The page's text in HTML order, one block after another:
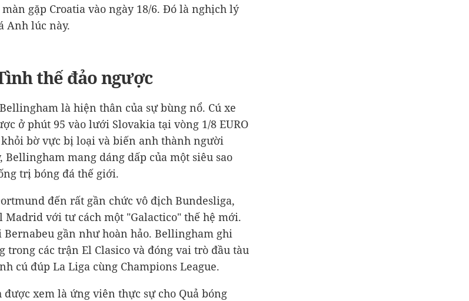
gặp Croatia vào ngày 18/6. Đó là nghịch lý
Anh lúc này.
thế đảo ngược
là hiện thân của sự bùng nổ. Cú xe
ở phút 95 vào lưới Slovakia tại vòng 1/8 EURO
bờ vực bị loại và biến anh thành người
Bellingham mang dáng dấp của một siêu sao
trị bóng đá thế giới.
đến rất gần chức vô địch Bundesliga,
Madrid với tư cách một "Galactico" thế hệ mới.
gần như hoàn hảo. Bellingham ghi
trong các trận El Clasico và đóng vai trò đầu tàu
cú đúp La Liga cùng Champions League.
xem là ứng viên thực sự cho Quả bóng